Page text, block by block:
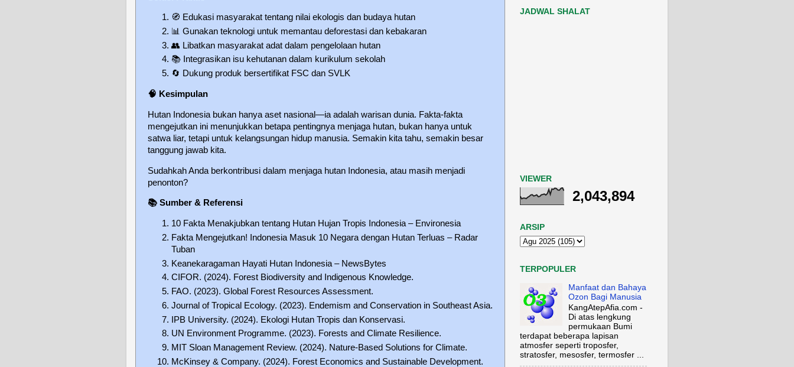
🧭 Edukasi masyarakat tentang nilai ekologis dan budaya hutan
📊 Gunakan teknologi untuk memantau deforestasi dan kebakaran
👥 Libatkan masyarakat adat dalam pengelolaan hutan
📚 Integrasikan isu kehutanan dalam kurikulum sekolah
🔄 Dukung produk bersertifikat FSC dan SVLK
🧠 Kesimpulan
Hutan Indonesia bukan hanya aset nasional—ia adalah warisan dunia. Fakta-fakta
mengejutkan ini menunjukkan betapa pentingnya menjaga hutan, bukan hanya untuk
satwa liar, tetapi untuk kelangsungan hidup manusia. Semakin kita tahu, semakin besar
tanggung jawab kita.
Sudahkah Anda berkontribusi dalam menjaga hutan Indonesia, atau masih menjadi
penonton?
📚 Sumber & Referensi
10 Fakta Menakjubkan tentang Hutan Hujan Tropis Indonesia – Environesia
Fakta Mengejutkan! Indonesia Masuk 10 Negara dengan Hutan Terluas – Radar
Tuban
Keanekaragaman Hayati Hutan Indonesia – NewsBytes
CIFOR. (2024). Forest Biodiversity and Indigenous Knowledge.
FAO. (2023). Global Forest Resources Assessment.
Journal of Tropical Ecology. (2023). Endemism and Conservation in Southeast Asia.
IPB University. (2024). Ekologi Hutan Tropis dan Konservasi.
UN Environment Programme. (2023). Forests and Climate Resilience.
MIT Sloan Management Review. (2024). Nature-Based Solutions for Climate.
McKinsey & Company. (2024). Forest Economics and Sustainable Development.
JADWAL SHALAT
VIEWER
2,043,894
ARSIP
TERPOPULER
Manfaat dan Bahaya
Ozon Bagi Manusia
KangAtepAfia.com -
Di atas lengkung
permukaan Bumi
terdapat beberapa lapisan
atmosfer seperti troposfer,
stratosfer, mesosfer, termosfer ...